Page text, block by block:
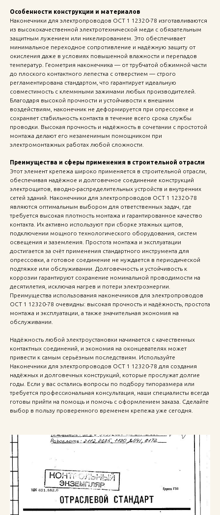
Особенности конструкции и материалов
Наконечники для электропроводов ОСТ 1 12320-78 изготавливаются
из высококачественной электротехнической меди с обязательным
защитным лужением или никелированием. Это обеспечивает
минимальное переходное сопротивление и надёжную защиту от
окисления даже в условиях повышенной влажности и перепадов
температур. Геометрия наконечника — от трубчатой обжимной части
до плоского контактного лепестка с отверстием — строго
регламентирована стандартом, что гарантирует идеальную
совместимость с клеммными зажимами любых производителей.
Благодаря высокой прочности и устойчивости к внешним
воздействиям, наконечник не деформируется при опрессовке и
сохраняет стабильность контакта в течение всего срока службы
проводки. Высокая прочность и надёжность в сочетании с простотой
монтажа делают его незаменимым помощником при
электромонтажных работах любой сложности.
Преимущества и сферы применения в строительной отрасли
Этот элемент крепежа широко применяется в строительной отрасли,
обеспечивая надёжное и долговечное соединение конструкций
электрощитов, вводно-распределительных устройств и внутренних
сетей зданий. Наконечники для электропроводов ОСТ 1 12320-78
являются оптимальным выбором для ответственных задач, где
требуется высокая плотность монтажа и гарантированное качество
контакта. Их активно используют при сборке этажных щитов,
подключении мощного технологического оборудования, систем
освещения и заземления. Простота монтажа и эксплуатации
достигается за счёт применения стандартного инструмента для
опрессовки, а готовое соединение не нуждается в периодической
подтяжке или обслуживании. Долговечность и устойчивость к
коррозии гарантируют сохранение номинальной проводимости на
десятилетия, исключая нагрев и потери электроэнергии.
Преимущества использования наконечников для электропроводов
ОСТ 1 12320-78 очевидны: высокая прочность и надёжность, простота
монтажа и эксплуатации, а также значительная экономия на
обслуживании.
Надёжность любой электроустановки начинается с качественных
контактных соединений, и экономия на оконцевателях может
привести к самым серьёзным последствиям. Используйте
Наконечники для электропроводов ОСТ 1 12320-78 для создания
надёжных и долговечных конструкций, которые прослужат долгие
годы. Если у вас остались вопросы по подбору типоразмера или
требуется профессиональная консультация, наши специалисты всегда
готовы прийти на помощь и помочь с оформлением заказа. Сделайте
выбор в пользу проверенного временем крепежа уже сегодня.